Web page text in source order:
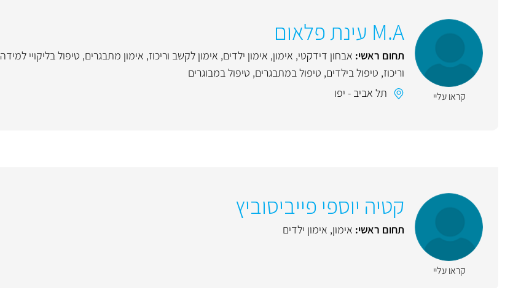
קראו עליי
M.A עינת פלאום
תחום ראשי: אבחון דידקטי, אימון, אימון ילדים, אימון לקשב וריכוז, אימון מתבגרים, טיפול בליקויי למידה
וריכוז, טיפול בילדים, טיפול במתבגרים, טיפול במבוגרים
תל אביב - יפו
קראו עליי
קטיה יוספי פייביסוביץ
תחום ראשי: אימון, אימון ילדים